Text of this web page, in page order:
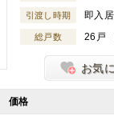
引渡し時期 即入
総戸数 26戸
お気
価格